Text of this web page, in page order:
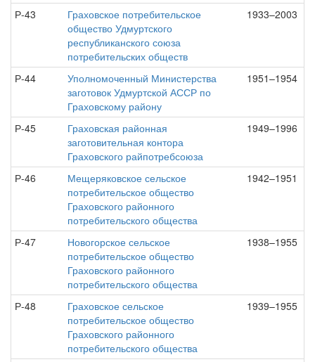
Р-43
Граховское потребительское
общество Удмуртского
республиканского союза
потребительских обществ
1933–2003
Р-44
Уполномоченный Министерства
заготовок Удмуртской АССР по
Граховскому району
1951–1954
Р-45
Граховская районная
заготовительная контора
Граховского райпотребсоюза
1949–1996
Р-46
Мещеряковское сельское
потребительское общество
Граховского районного
потребительского общества
1942–1951
Р-47
Новогорское сельское
потребительское общество
Граховского районного
потребительского общества
1938–1955
Р-48
Граховское сельское
потребительское общество
Граховского районного
потребительского общества
1939–1955